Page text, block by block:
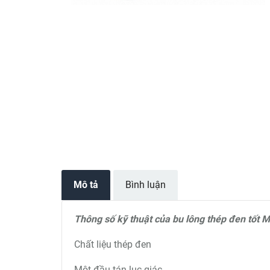
Mô tả Bình luận
Thông số kỹ thuật của bu lông thép đen tốt
Chất liệu thép đen